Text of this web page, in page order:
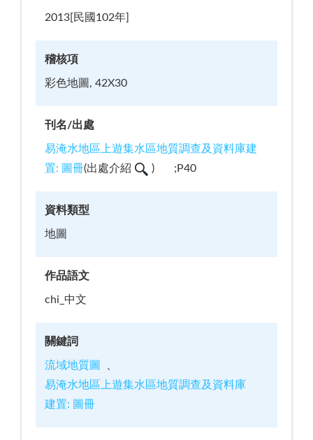
2013[民國102年]
稽核項
彩色地圖, 42X30
刊名/出處
易淹水地區上遊集水區地質調查及資料庫建
置: 圖冊(出處介紹 ) ;P40
資料類型
地圖
作品語文
chi_中文
關鍵詞
流域地質圖
易淹水地區上遊集水區地質調查及資料庫
建置: 圖冊